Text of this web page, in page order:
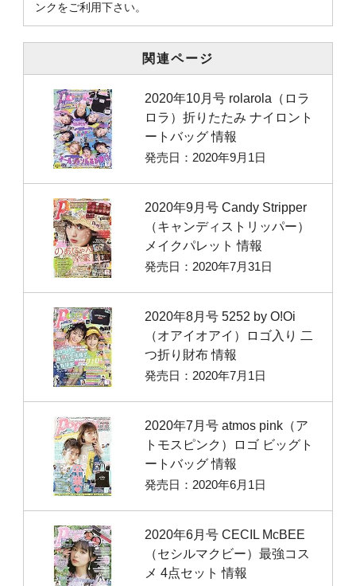
ンクをご利用下さい。
関連ページ
2020年10月号 rolarola（ロラ
ロラ）折りたたみ ナイロント
ートバッグ 情報
発売日：2020年9月1日
2020年9月号 Candy Stripper
（キャンディストリッパー）
メイクパレット 情報
発売日：2020年7月31日
2020年8月号 5252 by O!Oi
（オアイオアイ）ロゴ入り 二
つ折り財布 情報
発売日：2020年7月1日
2020年7月号 atmos pink（ア
トモスピンク）ロゴ ビッグト
ートバッグ 情報
発売日：2020年6月1日
2020年6月号 CECIL McBEE
（セシルマクビー）最強コス
メ 4点セット 情報